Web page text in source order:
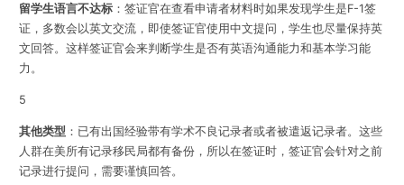
留学生语言不达标：签证官在查看申请者材料时如果发现学生是F-1签
证，多数会以英文交流，即使签证官使用中文提问，学生也尽量保持英
文回答。这样签证官会来判断学生是否有英语沟通能力和基本学习能
力。
5
其他类型 ：已有出国经验带有学术不良记录者或者被遣返记录者。这些
人群在美所有记录移民局都有备份，所以在签证时，签证官会针对之前
记录进行提问，需要谨慎回答。